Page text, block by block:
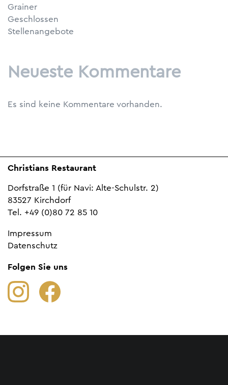
Grainer
Geschlossen
Stellenangebote
Neueste Kommentare
Es sind keine Kommentare vorhanden.
Christians Restaurant
Dorfstraße 1 (für Navi: Alte-Schulstr. 2)
83527 Kirchdorf
Tel. +49 (0)80 72 85 10
Impressum
Datenschutz
Folgen Sie uns